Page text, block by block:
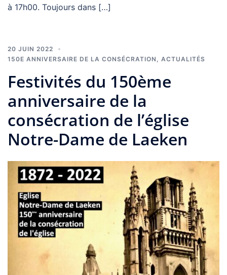
à 17h00. Toujours dans […]
20 JUIN 2022
150E ANNIVERSAIRE DE LA CONSÉCRATION
ACTUALITÉS
Festivités du 150ème
anniversaire de la
consécration de l’église
Notre-Dame de Laeken